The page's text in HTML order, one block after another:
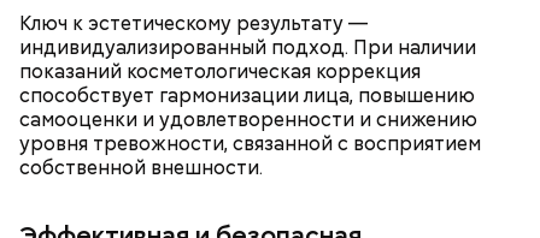
Ключ к эстетическому результату —
индивидуализированный подход. При наличии
показаний косметологическая коррекция
способствует гармонизации лица, повышению
самооценки и удовлетворенности и снижению
уровня тревожности, связанной с восприятием
собственной внешности.
Глазурь